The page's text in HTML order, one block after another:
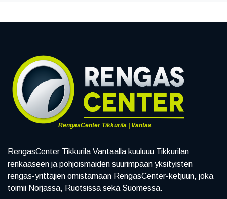
RengasCenter Tikkurila | Vantaa
RengasCenter Tikkurila Vantaalla kuuluuu Tikkurilan
renkaaseen ja pohjoismaiden suurimpaan yksityisten
rengas-yrittäjien omistamaan RengasCenter-ketjuun, joka
toimii Norjassa, Ruotsissa sekä Suomessa.